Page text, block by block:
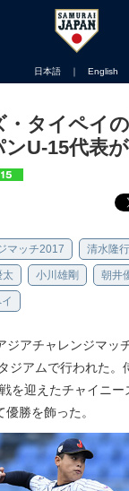
日本語 ｜ English
タイペイ
ンU-15代表
マッチ2017 清水隆行
太 小川雄剛 朝井
アチャレンジマッ
ジアムで行われた。
を迎えたチャイニ
勝を飾った。